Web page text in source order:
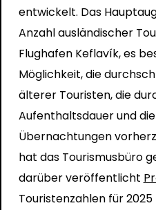
entwickelt. Das
Anzahl ausländischer
Flughafen Keflavík, es
Möglichkeit, die
älterer Touristen, die
Aufenthaltsdauer und
Übernachtungen
hat das Tourismusbüro
darüber veröffentlicht
Touristenzahlen für 2025